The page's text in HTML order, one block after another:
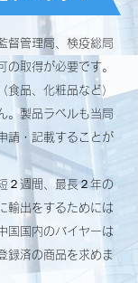
督管理局、検疫総局
の取得が必要です。
食品、化粧品など）
。製品ラベルも当局
請・記載することが
２週間、最長２年の
輸出をするためには
国国内のバイヤーは
録済の商品を求めま